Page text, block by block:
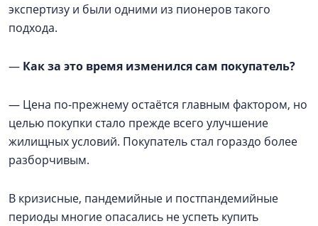
экспертизу и были одними из пионеров такого
подхода.
— Как за это время изменился сам покупатель?
— Цена по-прежнему остаётся главным фактором, но
целью покупки стало прежде всего улучшение
жилищных условий. Покупатель стал гораздо более
разборчивым.
В кризисные, пандемийные и постпандемийные
периоды многие опасались не успеть купить